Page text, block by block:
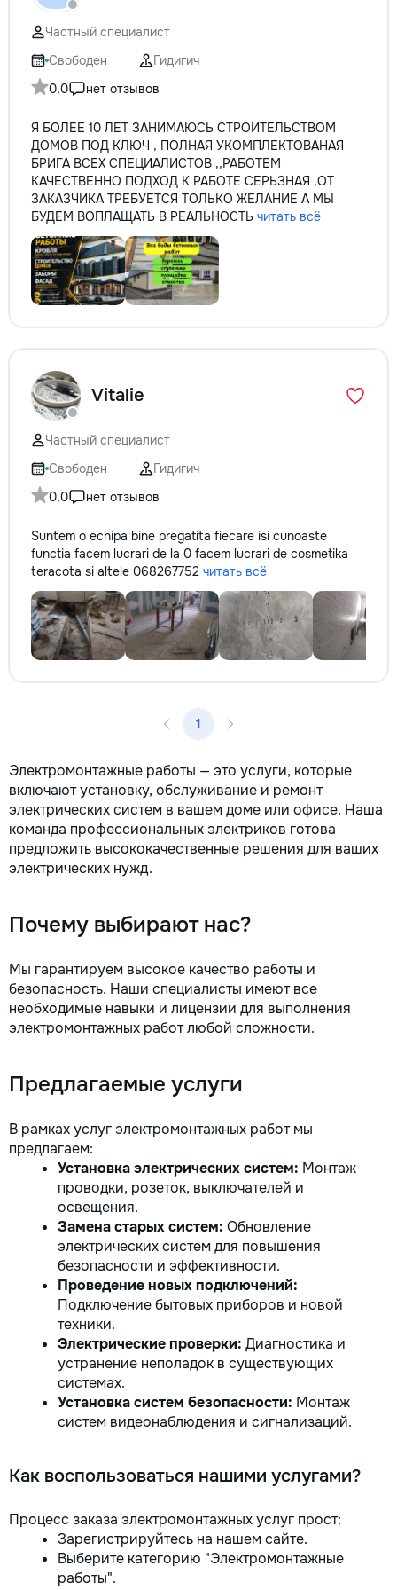
Частный специалист
Свободен
Гидигич
0,0
нет отзывов
Я БОЛЕЕ 10 ЛЕТ ЗАНИМАЮСЬ СТРОИТЕЛЬСТВОМ
ДОМОВ ПОД КЛЮЧ , ПОЛНАЯ УКОМПЛЕКТОВАНАЯ
БРИГА ВСЕХ СПЕЦИАЛИСТОВ ,,РАБОТЕМ
КАЧЕСТВЕННО ПОДХОД К РАБОТЕ СЕРЬЗНАЯ ,ОТ
ЗАКАЗЧИКА ТРЕБУЕТСЯ ТОЛЬКО ЖЕЛАНИЕ А МЫ
БУДЕМ ВОПЛАЩАТЬ В РЕАЛЬНОСТЬ читать всё
Vitalie
Частный специалист
Свободен
Гидигич
0,0
нет отзывов
Suntem o echipa bine pregatita fiecare isi cunoaste
functia facem lucrari de la 0 facem lucrari de cosmetika
teracota si altele 068267752 читать всё
1
Электромонтажные работы — это услуги, которые
включают установку, обслуживание и ремонт
электрических систем в вашем доме или офисе. Наша
команда профессиональных электриков готова
предложить высококачественные решения для ваших
электрических нужд.
Почему выбирают нас?
Мы гарантируем высокое качество работы и
безопасность. Наши специалисты имеют все
необходимые навыки и лицензии для выполнения
электромонтажных работ любой сложности.
Предлагаемые услуги
В рамках услуг электромонтажных работ мы
предлагаем:
Установка электрических систем: Монтаж
проводки, розеток, выключателей и
освещения.
Замена старых систем: Обновление
электрических систем для повышения
безопасности и эффективности.
Проведение новых подключений:
Подключение бытовых приборов и новой
техники.
Электрические проверки: Диагностика и
устранение неполадок в существующих
системах.
Установка систем безопасности: Монтаж
систем видеонаблюдения и сигнализаций.
Как воспользоваться нашими услугами?
Процесс заказа электромонтажных услуг прост:
Зарегистрируйтесь на нашем сайте.
Выберите категорию "Электромонтажные
работы".